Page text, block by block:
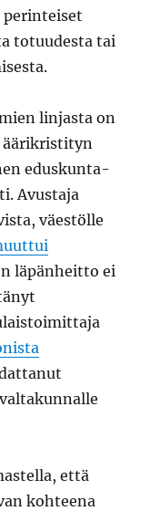
perinteiset
totuudesta tai
linjasta on
äärikristityn
eduskunta-
Avustaja
väestölle
läpänheitto ei
että
kohteena